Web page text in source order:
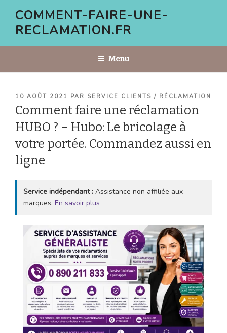
contenu
COMMENT-FAIRE-UNE-
RECLAMATION.FR
Menu
PUBLIÉ
LE
10 AOÛT 2021 PAR SERVICE CLIENTS / RÉCLAMATION
Comment faire une réclamation
HUBO ? – Hubo: Le bricolage à
votre portée. Commandez aussi en
ligne
Service indépendant : Assistance non affiliée aux
marques. En savoir plus